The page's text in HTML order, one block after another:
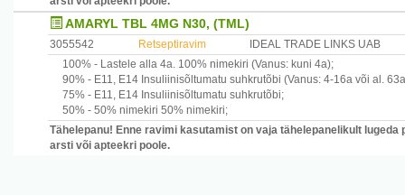
AMARYL TBL 4MG N30, (TML)
3055542 Retseptiravim
IDEAL TRADE LINKS UAB
100% - Lastele alla 4a. 100% nimekiri (Vanus: kuni 4a);
90% - E11, E14 Insuliinisõltumatu suhkrutõbi (Vanus: 4-16a või al.
75% - E11, E14 Insuliinisõltumatu suhkrutõbi;
50% - 50% nimekiri 50% nimekiri;
Tähelepanu! Enne ravimi kasutamist on vaja tähelepanelikult
arsti või apteekri poole.